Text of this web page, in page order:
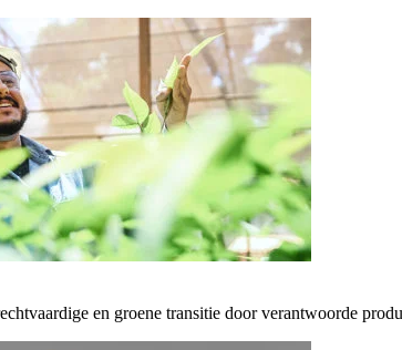
en groene transitie door verantwoorde